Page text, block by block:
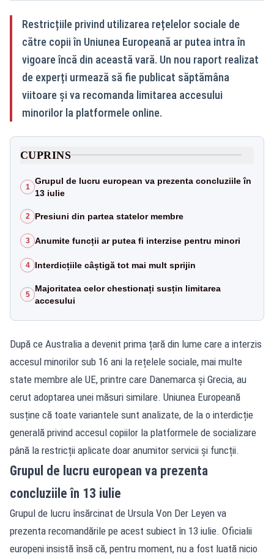
Restricțiile privind utilizarea rețelelor sociale de
către copii în Uniunea Europeană ar putea intra în
vigoare încă din această vară. Un nou raport realizat
de experți urmează să fie publicat săptămâna
viitoare și va recomanda limitarea accesului
minorilor la platformele online.
CUPRINS
1
Grupul de lucru european va prezenta concluziile în
13 iulie
2 Presiuni din partea statelor membre
3 Anumite funcții ar putea fi interzise pentru minori
4 Interdicțiile câștigă tot mai mult sprijin
5
Majoritatea celor chestionați susțin limitarea
accesului
După ce Australia a devenit prima țară din lume care a interzis
accesul minorilor sub 16 ani la rețelele sociale, mai multe
state membre ale UE, printre care Danemarca și Grecia, au
cerut adoptarea unei măsuri similare. Uniunea Europeană
susține că toate variantele sunt analizate, de la o interdicție
generală privind accesul copiilor la platformele de socializare
până la restricții aplicate doar anumitor servicii și funcții.
Grupul de lucru european va prezenta
concluziile în 13 iulie
Grupul de lucru însărcinat de Ursula Von Der Leyen va
prezenta recomandările pe acest subiect în 13 iulie. Oficialii
europeni insistă însă că, pentru moment, nu a fost luată nicio